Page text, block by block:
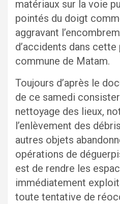
matériaux sur la voie
pointés du doigt
aggravant
d’accidents dans cette
commune de Matam.
Toujours d’après le
de ce samedi
nettoyage des lieux,
l’enlèvement des
autres objets
opérations de
est de rendre les
immédiatement
toute tentative de